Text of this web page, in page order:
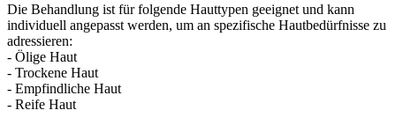
Die Behandlung ist für folgende Hauttypen geeignet und kann
individuell angepasst werden, um an spezifische Hautbedürfnisse zu
adressieren:
- Ölige Haut
- Trockene Haut
- Empfindliche Haut
- Reife Haut